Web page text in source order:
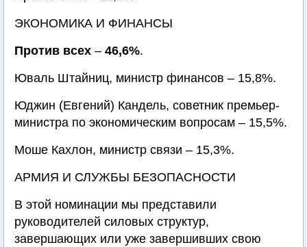
ЭКОНОМИКА И ФИНАНСЫ
Против всех – 46,6%.
Юваль Штайниц, министр финансов – 15,8%.
Юджин (Евгений) Кандель, советник премьер-
министра по экономическим вопросам – 15,5%.
Моше Кахлон, министр связи – 15,3%.
АРМИЯ И СЛУЖБЫ БЕЗОПАСНОСТИ
В этой номинации мы представили
руководителей силовых структур,
завершающих или уже завершивших свою